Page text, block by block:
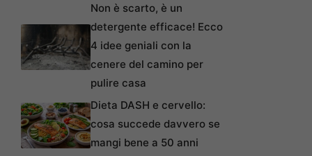
Non è scarto, è un
detergente efficace! Ecco
4 idee geniali con la
cenere del camino per
pulire casa
Dieta DASH e cervello:
cosa succede davvero se
mangi bene a 50 anni